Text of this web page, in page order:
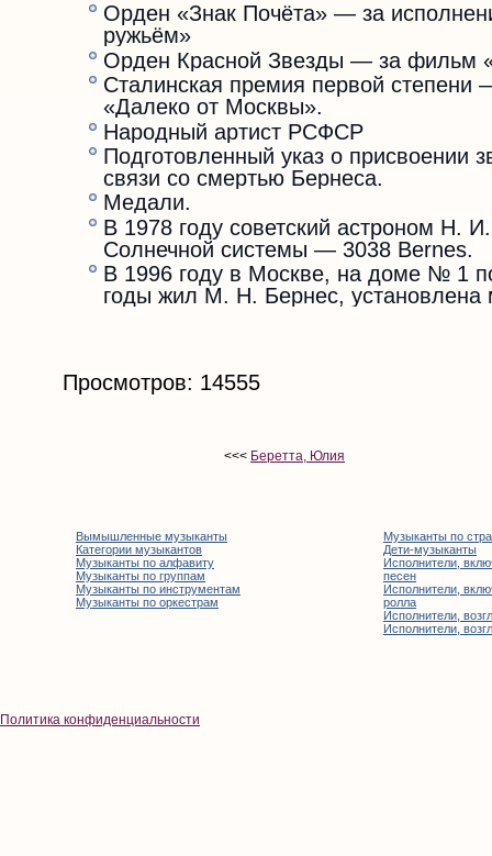
Орден «Знак Почёта» — за
ружьём»
Орден Красной Звезды — за фильм
Сталинская премия первой
«Далеко от Москвы».
Народный артист РСФСР
Подготовленный указ о присвоении
связи со смертью Бернеса.
Медали.
В 1978 году советский астроном Н.
Солнечной системы — 3038 Bernes.
В 1996 году в Москве, на доме № 1
годы жил М. Н. Бернес, установлена
Просмотров: 14555
<<< Беретта, Юлия
Вымышленные музыканты
Категории музыкантов
Музыканты по алфавиту
Музыканты по группам
Музыканты по инструментам
Музыканты по оркестрам
Музыканты по
Дети-музыканты
Исполнители,
песен
Исполнители,
ролла
Исполнители,
Исполнители,
Политика конфиденциальности